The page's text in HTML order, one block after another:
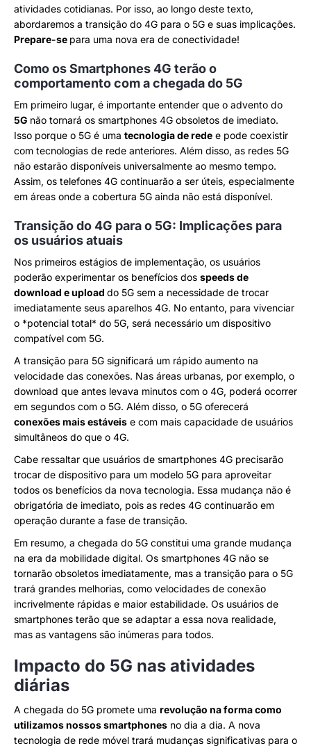
atividades cotidianas. Por isso, ao longo deste texto,
abordaremos a transição do 4G para o 5G e suas implicações.
Prepare-se para uma nova era de conectividade!
Como os Smartphones 4G terão o
comportamento com a chegada do 5G
Em primeiro lugar, é importante entender que o advento do
5G não tornará os smartphones 4G obsoletos de imediato.
Isso porque o 5G é uma tecnologia de rede e pode coexistir
com tecnologias de rede anteriores. Além disso, as redes 5G
não estarão disponíveis universalmente ao mesmo tempo.
Assim, os telefones 4G continuarão a ser úteis, especialmente
em áreas onde a cobertura 5G ainda não está disponível.
Transição do 4G para o 5G: Implicações para
os usuários atuais
Nos primeiros estágios de implementação, os usuários
poderão experimentar os benefícios dos speeds de
download e upload do 5G sem a necessidade de trocar
imediatamente seus aparelhos 4G. No entanto, para vivenciar
o *potencial total* do 5G, será necessário um dispositivo
compatível com 5G.
A transição para 5G significará um rápido aumento na
velocidade das conexões. Nas áreas urbanas, por exemplo, o
download que antes levava minutos com o 4G, poderá ocorrer
em segundos com o 5G. Além disso, o 5G oferecerá
conexões mais estáveis e com mais capacidade de usuários
simultâneos do que o 4G.
Cabe ressaltar que usuários de smartphones 4G precisarão
trocar de dispositivo para um modelo 5G para aproveitar
todos os benefícios da nova tecnologia. Essa mudança não é
obrigatória de imediato, pois as redes 4G continuarão em
operação durante a fase de transição.
Em resumo, a chegada do 5G constitui uma grande mudança
na era da mobilidade digital. Os smartphones 4G não se
tornarão obsoletos imediatamente, mas a transição para o 5G
trará grandes melhorias, como velocidades de conexão
incrivelmente rápidas e maior estabilidade. Os usuários de
smartphones terão que se adaptar a essa nova realidade,
mas as vantagens são inúmeras para todos.
Impacto do 5G nas atividades
diárias
A chegada do 5G promete uma revolução na forma como
utilizamos nossos smartphones no dia a dia. A nova
tecnologia de rede móvel trará mudanças significativas para o